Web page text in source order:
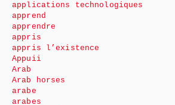
applications technologiques
apprend
apprendre
appris
appris l’existence
Appuii
Arab
Arab horses
arabe
arabes